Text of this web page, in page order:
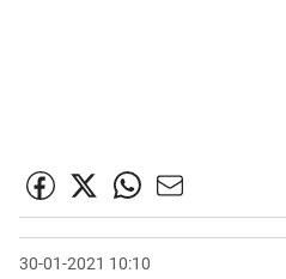
30-01-2021 10:10